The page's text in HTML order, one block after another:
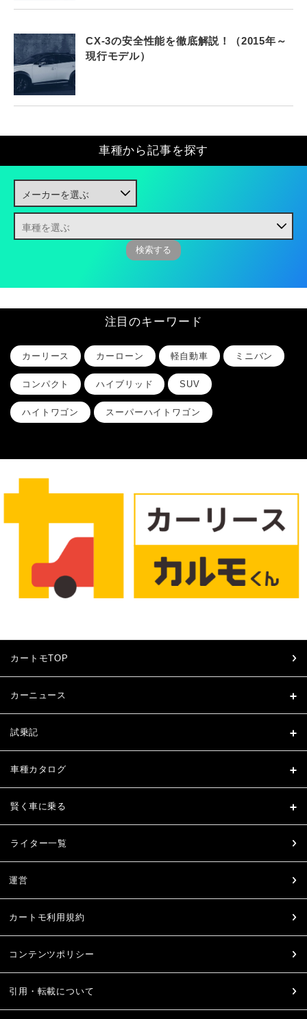
CX-3の安全性能を徹底解説！（2015年～
現行モデル）
車種から記事を探す
注目のキーワード
カーリース カーローン 軽自動車 ミニバン
コンパクト ハイブリッド SUV
ハイトワゴン スーパーハイトワゴン
カートモTOP
カーニュース
試乗記
車種カタログ
賢く車に乗る
ライター一覧
運営
カートモ利用規約
コンテンツポリシー
引用・転載について